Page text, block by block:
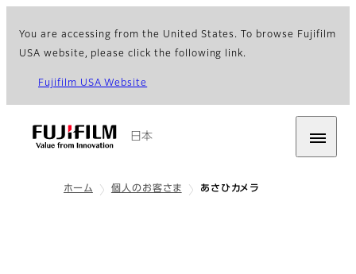
You are accessing from the United States. To browse Fujifilm
USA website, please click the following link.
Fujifilm USA Website
日本
ホーム 個人のお客さま あさひカメラ